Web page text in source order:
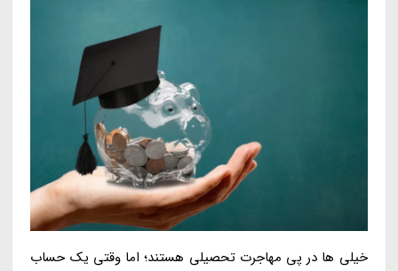
خیلی ها در پی مهاجرت تحصیلی هستند؛ اما وقتی یک حساب